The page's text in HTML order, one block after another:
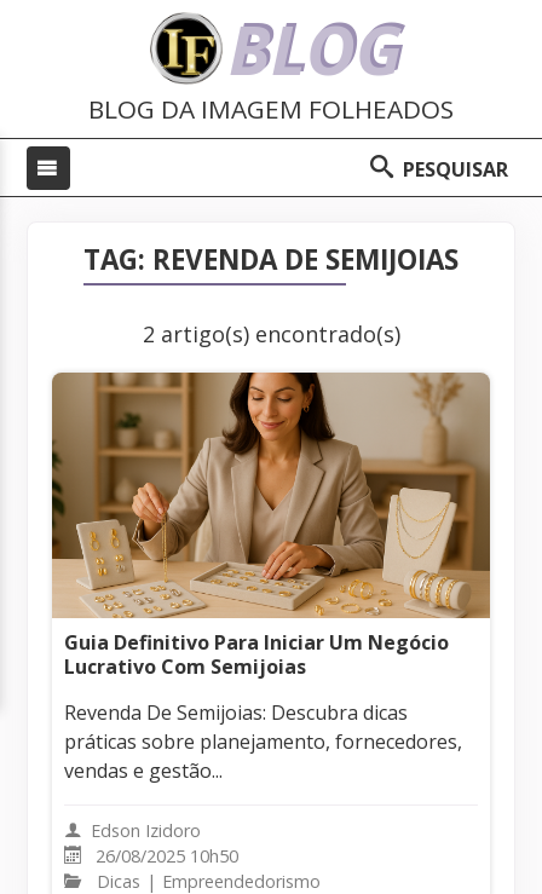
BLOG DA IMAGEM FOLHEADOS
BLOG
PESQUISAR
TAG: REVENDA DE SEMIJOIAS
2 artigo(s) encontrado(s)
Guia Definitivo Para Iniciar Um Negócio
Lucrativo Com Semijoias
Revenda De Semijoias: Descubra dicas
práticas sobre planejamento, fornecedores,
vendas e gestão...
Edson Izidoro
26/08/2025 10h50
Dicas | Empreendedorismo